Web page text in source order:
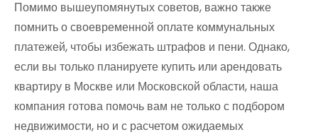
Помимо вышеупомянутых советов, важно также
помнить о своевременной оплате коммунальных
платежей, чтобы избежать штрафов и пени. Однако,
если вы только планируете купить или арендовать
квартиру в Москве или Московской области, наша
компания готова помочь вам не только с подбором
недвижимости, но и с расчетом ожидаемых